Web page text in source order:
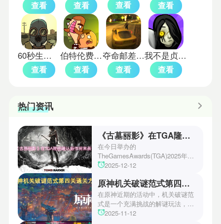
查看 查看 查看 查看
60秒生存避难所中文版
查看
伯特伦费德历险记汉化版
查看
夺命邮差2移植版
查看
我不是贞子旧版本
查看
热门资讯
《古墓丽影》在TGA隆重确认新作将来袭！
在今日举办的
TheGamesAwards(TGA)2025年度
游戏颁奖典礼中，古墓丽影系列公
场资讯让众多玩家们都非常期待！
本次官方也宣布游戏将于2027年登
陆PS5、Xbox以及PC平台！有兴
趣的玩家们可以继续留守鲶鱼网！
2025-12-12
原神机关破谜范式第四关通关方法
在原神近期的活动中，机关破谜范
式是一个充满挑战的解谜玩法，其
中第四关是许多玩家遇到困难的地
2025-11-12